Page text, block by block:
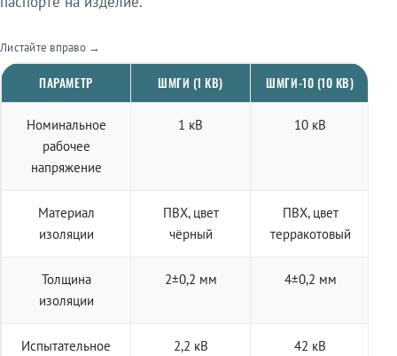
Листайте вправо →
ПАРАМЕТР ШМГИ (1 КВ) ШМГИ-10 (10 КВ)
Номинальное
рабочее
напряжение
1 кВ 10 кВ
Материал
изоляции
ПВХ, цвет
чёрный
ПВХ, цвет
терракотовый
Толщина
изоляции
2±0,2 мм 4±0,2 мм
Испытательное
2,2 кВ 42 кВ